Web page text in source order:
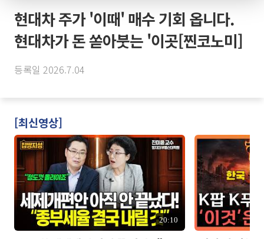
현대차 주가 '이때' 매수 기회 옵니다.
현대차가 돈 쏟아붓는 '이곳[찐코노미]
등록일 2026.7.04
[최신영상]
20:10